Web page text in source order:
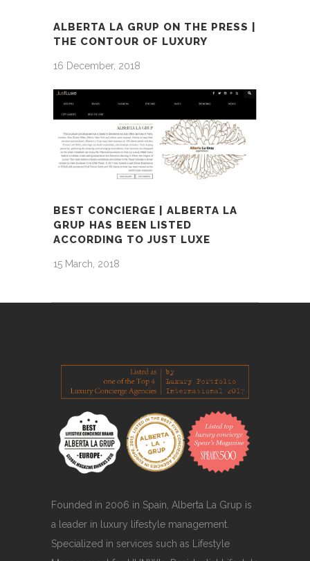
ALBERTA LA GRUP ON THE PRESS |
THE CONTOUR OF LUXURY
16 December, 2018
BEST CONCIERGE | ALBERTA LA
GRUP HAS BEEN LISTED
ACCORDING TO JUST LUXE
15 March, 2018
Founded in 2006 in Spain, Alberta La Grup is
a leader in luxury lifestyle management.
Specialized in services such as Lifestyle